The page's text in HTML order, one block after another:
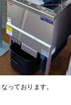
っております。